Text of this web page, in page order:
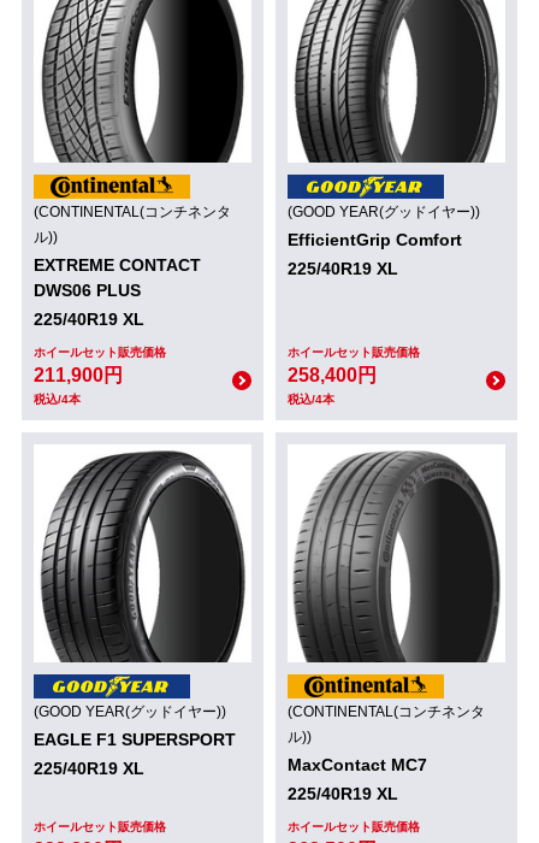
(CONTINENTAL(コンチネンタ
ル))
EXTREME CONTACT
DWS06 PLUS
225/40R19 XL
ホイールセット販売価格
211,900円
税込/4本
(GOOD YEAR(グッドイヤー))
EfficientGrip Comfort
225/40R19 XL
ホイールセット販売価格
258,400円
税込/4本
(GOOD YEAR(グッドイヤー))
EAGLE F1 SUPERSPORT
225/40R19 XL
ホイールセット販売価格
(CONTINENTAL(コンチネンタ
ル))
MaxContact MC7
225/40R19 XL
ホイールセット販売価格